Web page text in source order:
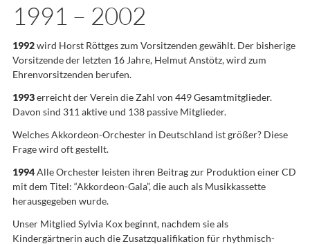
1991 – 2002
1992wird Horst Röttges zum Vorsitzenden gewählt. Der bisherige
Vorsitzende der letzten 16 Jahre, Helmut Anstötz, wird zum
Ehrenvorsitzenden berufen.
1993erreicht der Verein die Zahl von 449 Gesamtmitglieder.
Davon sind 311 aktive und 138 passive Mitglieder.
Welches Akkordeon-Orchester in Deutschland ist größer? Diese
Frage wird oft gestellt.
1994Alle Orchester leisten ihren Beitrag zur Produktion einer CD
mit dem Titel: “Akkordeon-Gala”, die auch als Musikkassette
herausgegeben wurde.
Unser Mitglied Sylvia Kox beginnt, nachdem sie als
Kindergärtnerin auch die Zusatzqualifikation für rhythmisch-